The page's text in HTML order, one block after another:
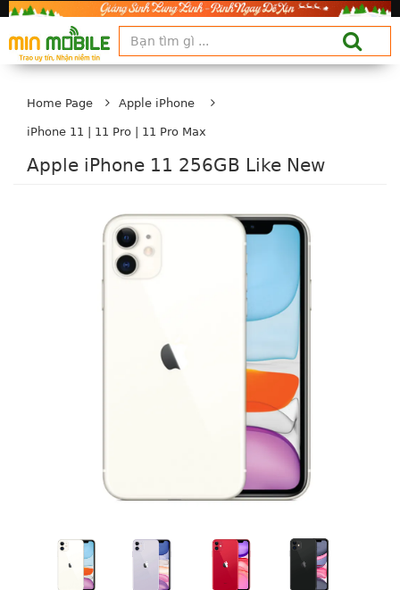
Home Page Apple iPhone
iPhone 11 | 11 Pro | 11 Pro Max
Apple iPhone 11 256GB Like New